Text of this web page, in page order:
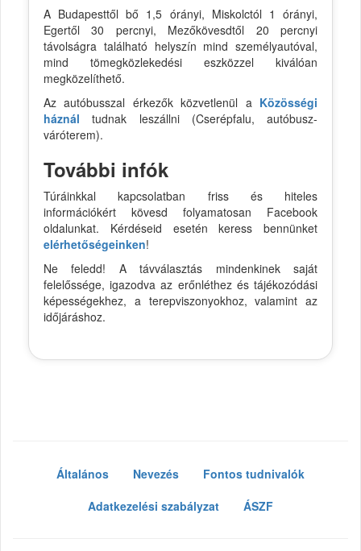
A Budapesttől bő 1,5 órányi, Miskolctól 1 órányi,
Egertől 30 percnyi, Mezőkövesdtől 20 percnyi
távolságra található helyszín mind személyautóval,
mind tömegközlekedési eszközzel kiválóan
megközelíthető.
Az autóbusszal érkezők közvetlenül a Közösségi
háznál tudnak leszállni (Cserépfalu, autóbusz-
váróterem).
További infók
Túráinkkal kapcsolatban friss és hiteles
információkért kövesd folyamatosan Facebook
oldalunkat. Kérdéseid esetén keress bennünket
elérhetőségeinken!
Ne feledd! A távválasztás mindenkinek saját
felelőssége, igazodva az erőnléthez és tájékozódási
képességekhez, a terepviszonyokhoz, valamint az
időjáráshoz.
Általános Nevezés
Fontos tudnivalók
Adatkezelési szabályzat
ÁSZF